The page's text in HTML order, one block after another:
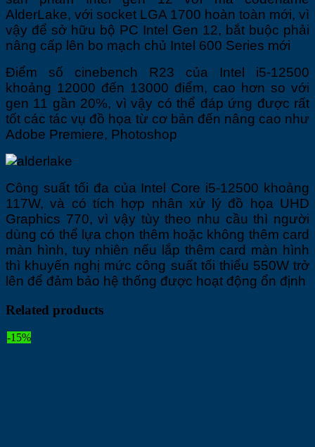
AlderLake, với socket LGA 1700 hoàn toàn mới, vì
vậy để sở hữu bộ PC Intel Gen 12, bắt buộc phải
nâng cấp lên bo mạch chủ Intel 600 Series mới
Điểm số cinebench R23 của Intel i5-12500
khoảng 12000 đến 13000 điểm, cao hơn so với
gen 11 gần 20%, vì vậy có thể đáp ứng được rất
tốt các tác vụ đồ họa từ cơ bản đến nâng cao như
Adobe Premiere, Photoshop
Công suất tối đa của Intel Core i5-12500 khoảng
117W, và có tích hợp nhân xử lý đồ họa UHD
Graphics 770, vì vậy tùy theo nhu cầu thì người
dùng có thể lựa chọn thêm hoặc không thêm card
màn hình, tuy nhiên nếu lắp thêm card màn hình
thì khuyến nghị mức công suất tối thiểu 550W trở
lên để đảm bảo hệ thống được hoạt động ổn định
Related products
-15%